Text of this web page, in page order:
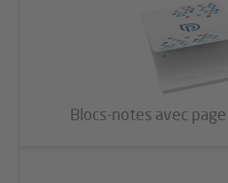
Blocs-notes avec